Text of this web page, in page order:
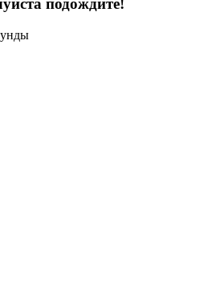
подождите!